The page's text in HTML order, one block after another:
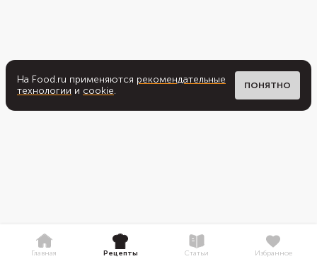
На Food.ru применяются рекомендательные
технологии и cookie. ПОНЯТНО
Главная Рецепты Статьи Избранное